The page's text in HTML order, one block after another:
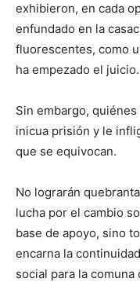
exhibieron, en cada
enfundado en la
fluorescentes, como
ha empezado el juicio.
Sin embargo,
inicua prisión y le
que se equivocan.
No lograrán
lucha por el cambio
base de apoyo, sino
encarna la
social para la